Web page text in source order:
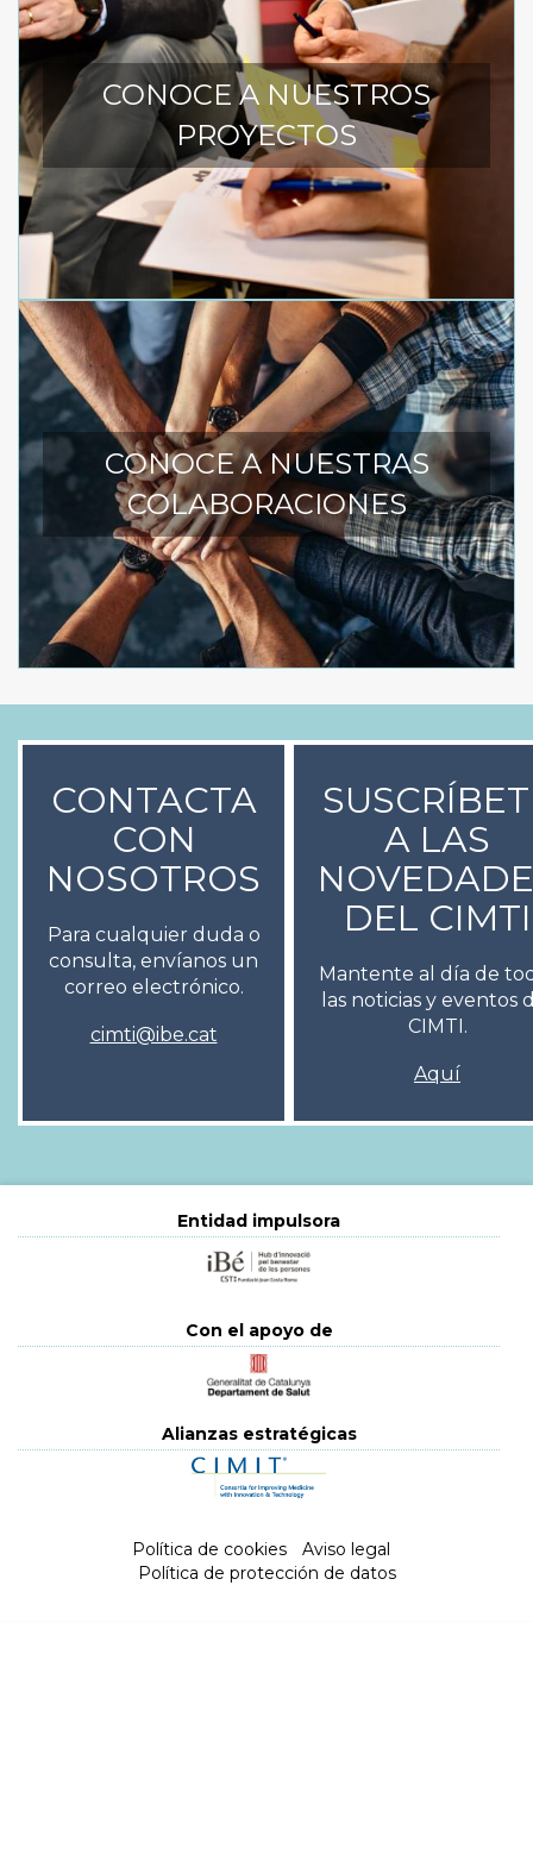
CONOCE A NUESTROS
PROYECTOS
CONOCE A NUESTRAS
COLABORACIONES
CONTACTA
CON
NOSOTROS
Para cualquier duda o
consulta, envíanos un
correo electrónico.
cimti@ibe.cat
A LAS
DEL CIMTI
Mantente al día de
las noticias y eventos
CIMTI.
Aquí
Entidad impulsora
Con el apoyo de
Alianzas estratégicas
Política de cookies Aviso legal
Política de protección de datos